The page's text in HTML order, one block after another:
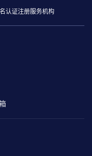
认证注册服务机构